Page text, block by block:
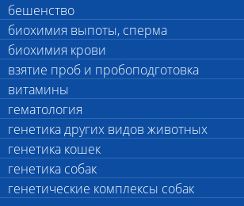
бешенство
биохимия выпоты, сперма
биохимия крови
взятие проб и пробоподготовка
витамины
гематология
генетика других видов животных
генетика кошек
генетика собак
генетические комплексы собак
услуг Цена, руб.
СХ
и птиц ( 50-
22 000p (Время
на вскрытие: